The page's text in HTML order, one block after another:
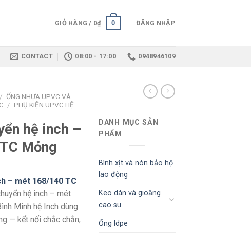
GIỎ HÀNG / 0₫ 0 ĐĂNG NHẬP
CONTACT 08:00 - 17:00 0948946109
/ ỐNG NHỰA UPVC VÀ
/ PHỤ KIỆN UPVC HỆ
hệ inch –
Mỏng
– mét 168/140 TC
hệ inch – mét
Minh hệ Inch dùng
— kết nối chắc chắn,
DANH MỤC SẢN
PHẨM
Bình xịt và nón bảo hộ
lao động
Keo dán và gioăng
cao su
Ống ldpe